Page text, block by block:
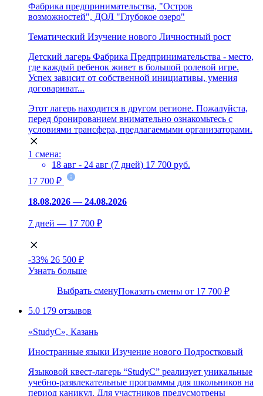
Фабрика предпринимательства, "Остров
возможностей", ДОЛ "Глубокое озеро"
Тематический Изучение нового Личностный рост
Детский лагерь Фабрика Предпринимательства - место,
где каждый ребенок живет в большой ролевой игре.
Успех зависит от собственной инициативы, умения
договариват...
Этот лагерь находится в другом регионе. Пожалуйста,
перед бронированием внимательно ознакомьтесь с
условиями трансфера, предлагаемыми организаторами.
1 смена:
18 авг - 24 авг (7 дней) 17 700 руб.
17 700 ₽
18.08.2026 — 24.08.2026
7 дней — 17 700 ₽
-33% 26 500 ₽
Узнать больше
Выбрать сменуПоказать смены от 17 700 ₽
5.0 179 отзывов
«StudyC», Казань
Иностранные языки Изучение нового Подростковый
Языковой квест-лагерь “StudyC” реализует уникальные
учебно-развлекательные программы для школьников на
период каникул. Для участников предусмотрены